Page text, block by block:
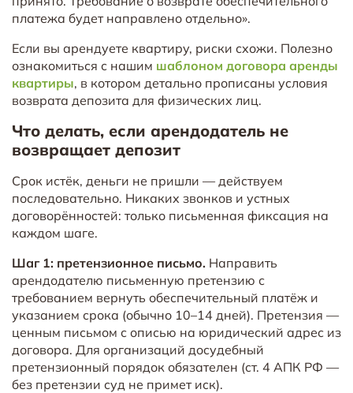
платежа будет направлено отдельно».
Если вы арендуете квартиру, риски схожи. Полезно
ознакомиться с нашим шаблоном договора аренды
квартиры, в котором детально прописаны условия
возврата депозита для физических лиц.
Что делать, если арендодатель не
возвращает депозит
Срок истёк, деньги не пришли — действуем
последовательно. Никаких звонков и устных
договорённостей: только письменная фиксация на
каждом шаге.
Шаг 1: претензионное письмо. Направить
арендодателю письменную претензию с
требованием вернуть обеспечительный платёж и
указанием срока (обычно 10–14 дней). Претензия —
ценным письмом с описью на юридический адрес из
договора. Для организаций досудебный
претензионный порядок обязателен (ст. 4 АПК РФ —
без претензии суд не примет иск).